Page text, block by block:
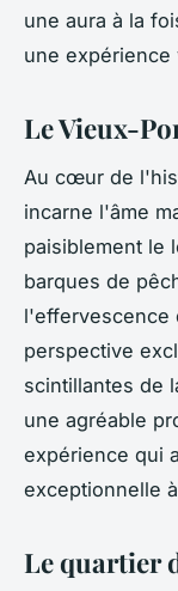
une aura à la
une expérience
Le Vieux-
Au cœur de
incarne l'âme
paisiblement le
barques de
l'effervescence
perspective
scintillantes de
une agréable
expérience qui
exceptionnelle
Le quartier